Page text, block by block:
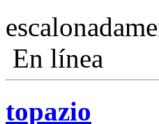
En línea
topazio